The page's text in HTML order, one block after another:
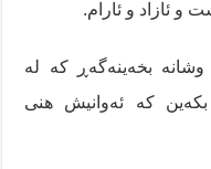
و ئازاد و ئارام.
بخەینەگەڕ کە لە
بکەین کە ئەوانیش هنی